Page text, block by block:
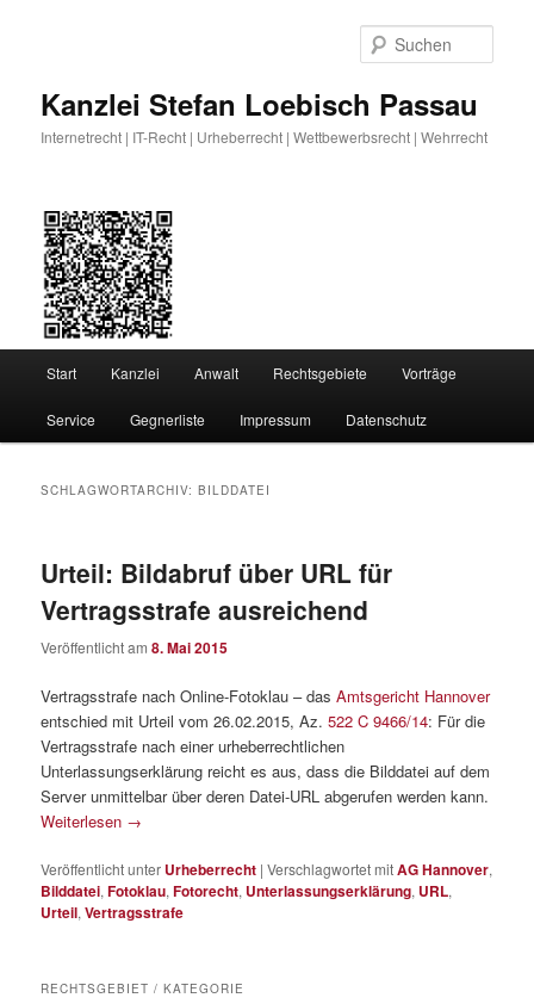
Kanzlei Stefan Loebisch Passau
Internetrecht | IT-Recht | Urheberrecht | Wettbewerbsrecht | Wehrrecht
Start Kanzlei Anwalt Rechtsgebiete Vorträge
Service Gegnerliste Impressum Datenschutz
SCHLAGWORTARCHIV:BILDDATEI
Urteil: Bildabruf über URL für
Vertragsstrafe ausreichend
Veröffentlicht am8. Mai 2015
Vertragsstrafe nach Online-Fotoklau – dasAmtsgericht Hannover
entschied mit Urteil vom 26.02.2015, Az.522 C 9466/14: Für die
Vertragsstrafe nach einer urheberrechtlichen
Unterlassungserklärung reicht es aus, dass die Bilddatei auf dem
Server unmittelbar über deren Datei-URL abgerufen werden kann.
Weiterlesen →
Veröffentlicht unter Urheberrecht |Verschlagwortet mitAG Hannover,
Bilddatei,Fotoklau,Fotorecht, Unterlassungserklärung, URL,
Urteil,Vertragsstrafe
RECHTSGEBIET / KATEGORIE